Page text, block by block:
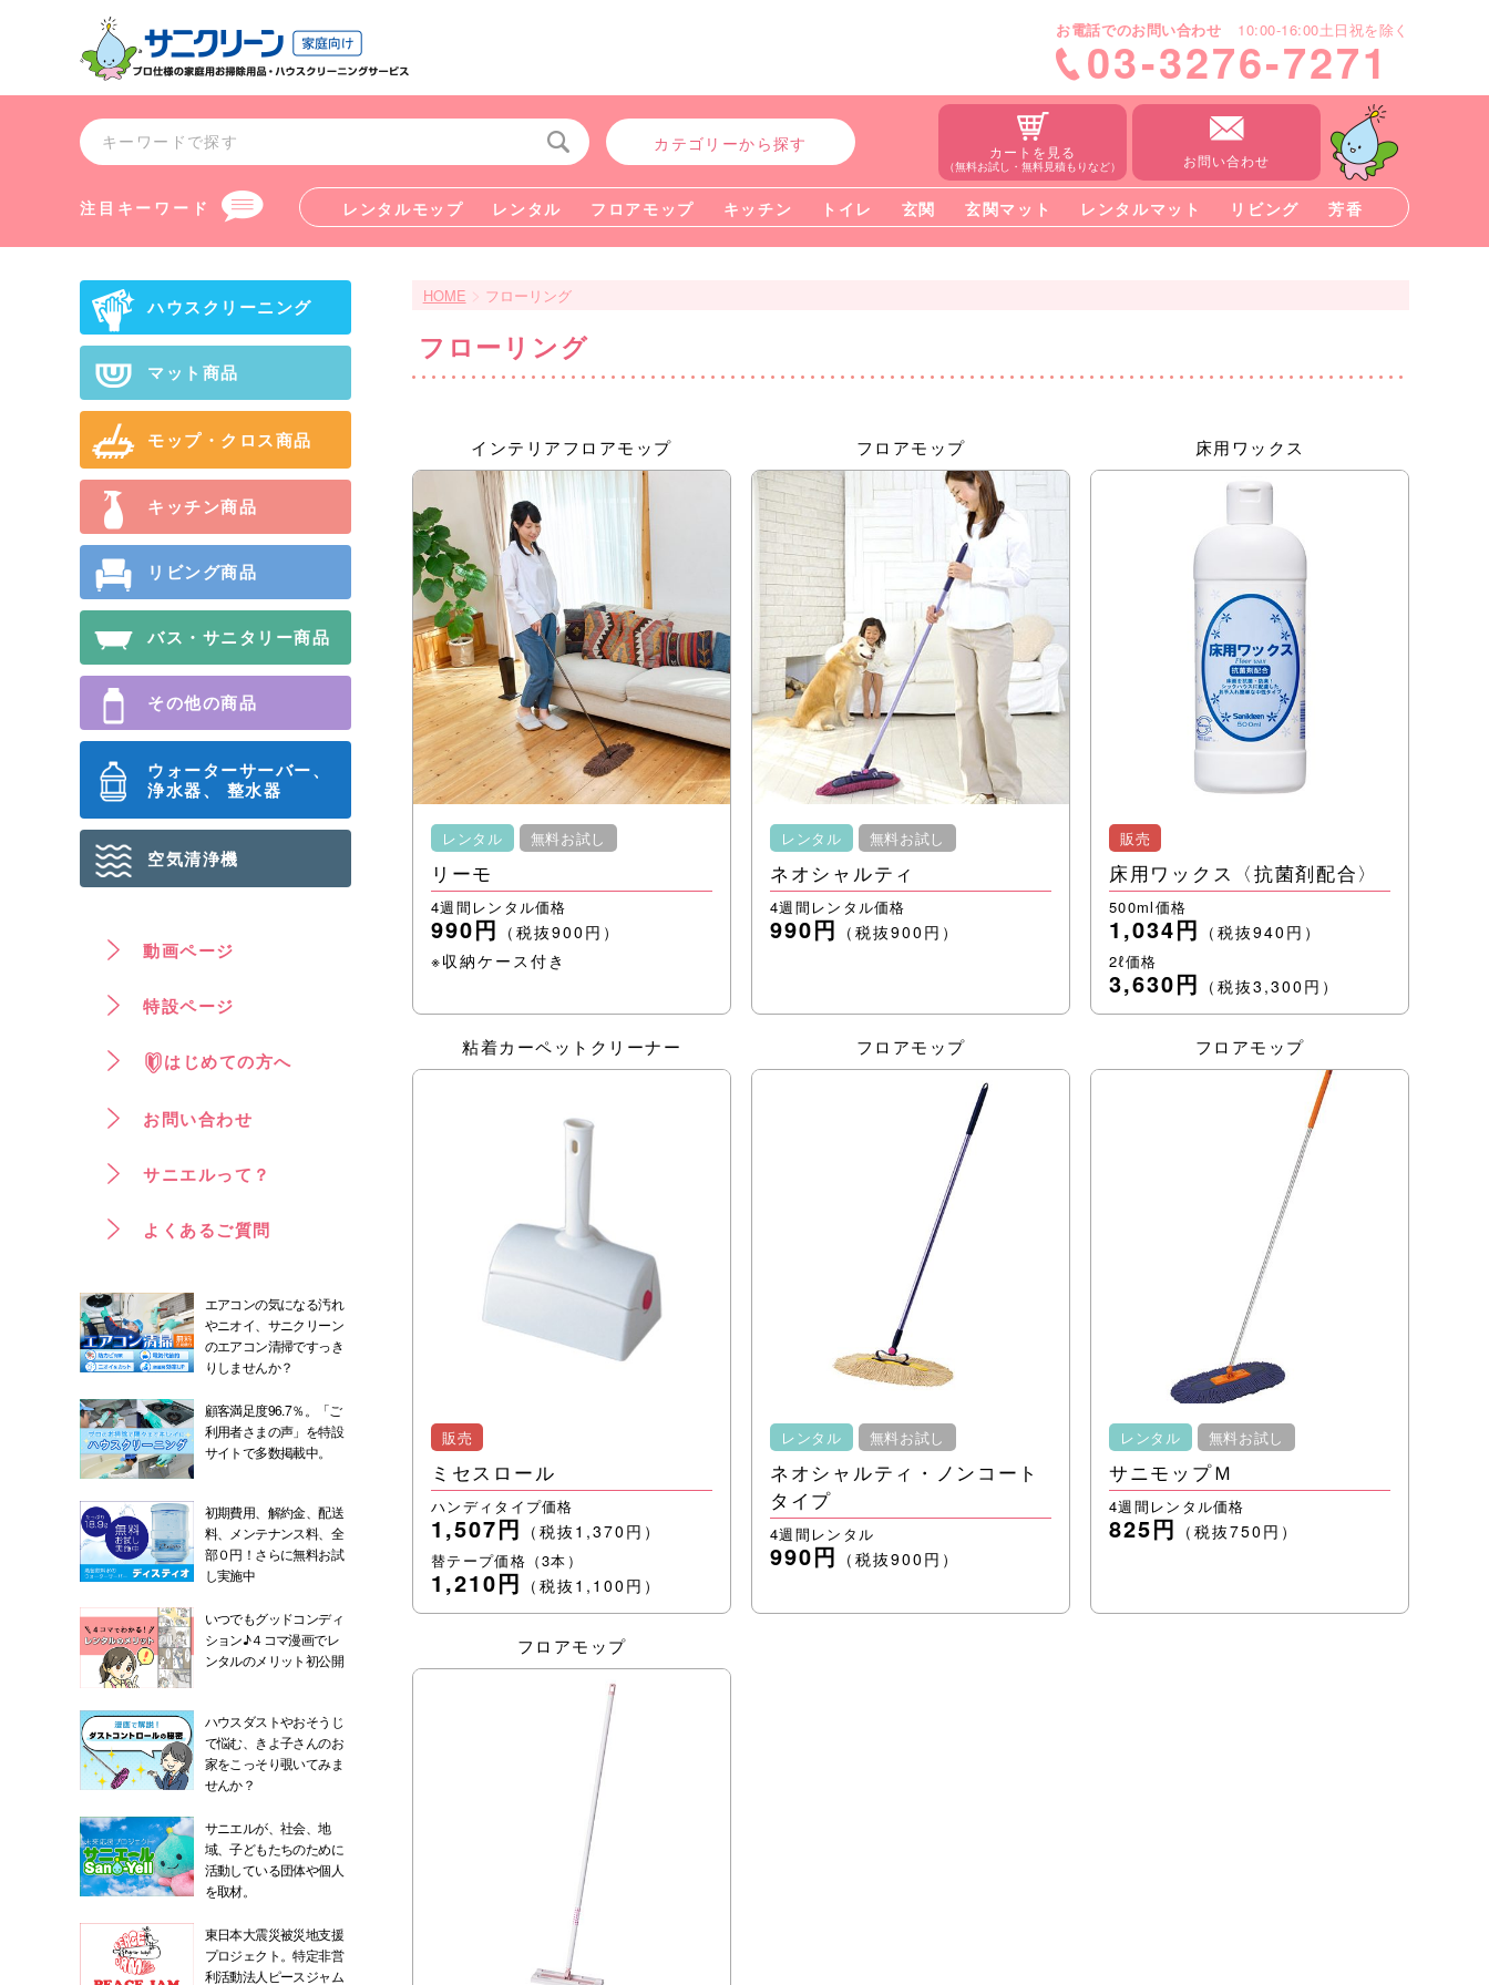
お電話でのお問い合わせ 10:00-16:00土日祝を除く
03-3276-7271
カテゴリーから探す カートを見る
（無料お試し・無料見積もりなど） お問い合わせ
注目キーワード レンタルモップ レンタル フロアモップ キッチン トイレ 玄関 玄関マット レンタルマット リビング 芳香
HOME > フローリング
フローリング
インテリアフロアモップ
レンタル 無料お試し
リーモ
4週間レンタル価格
990円 （税抜900円）
※収納ケース付き
フロアモップ
レンタル 無料お試し
ネオシャルティ
4週間レンタル価格
990円 （税抜900円）
床用ワックス
販売
床用ワックス〈抗菌剤配合〉
500ml価格
1,034円 （税抜940円）
2ℓ価格
3,630円 （税抜3,300円）
粘着カーペットクリーナー
販売
ミセスロール
ハンディタイプ価格
1,507円 （税抜1,370円）
替テープ価格（3本）
1,210円 （税抜1,100円）
フロアモップ
レンタル 無料お試し
ネオシャルティ・ノンコート
タイプ
4週間レンタル
990円 （税抜900円）
フロアモップ
レンタル 無料お試し
サニモップＭ
4週間レンタル価格
825円 （税抜750円）
フロアモップ
ハウスクリーニング
マット商品
モップ・クロス商品
キッチン商品
リビング商品
バス・サニタリー商品
その他の商品
ウォーターサーバー、
浄⽔器、 整⽔器
空気清浄機
動画ページ
特設ページ
はじめての方へ
お問い合わせ
サニエルって？
よくあるご質問
エアコンの気になる汚れ
やニオイ、サニクリーン
のエアコン清掃ですっき
りしませんか？
顧客満足度96.7％。「ご
利用者さまの声」を特設
サイトで多数掲載中。
初期費用、解約金、配送
料、メンテナンス料、全
部０円！さらに無料お試
し実施中
いつでもグッドコンディ
ション♪４コマ漫画でレ
ンタルのメリット初公開
ハウスダストやおそうじ
で悩む、きよ子さんのお
家をこっそり覗いてみま
せんか？
サニエルが、社会、地
域、子どもたちのために
活動している団体や個人
を取材。
東日本大震災被災地支援
プロジェクト。特定非営
利活動法人ピースジャム